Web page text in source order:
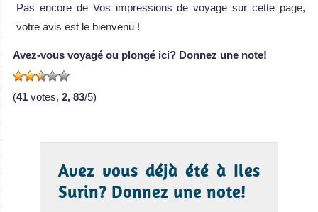
MV
Polo
MV Marco Polo
de Croisière
Plongée
Pas encore de Vos impressions de voyage sur cette page,
votre avis est le bienvenu !
Avez-vous voyagé ou plongé ici? Donnez une note!
(41 votes, 2, 83/5)
Avez vous déjà été à Iles
Surin? Donnez une note!